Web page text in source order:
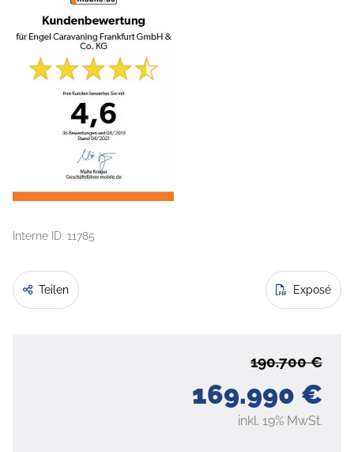
Interne ID: 11785
Teilen Exposé
169.990 €
190.700 €
inkl. 19% MwSt.